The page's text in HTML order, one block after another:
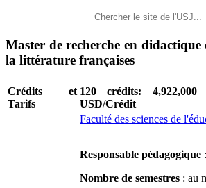
Master de recherche en didactique
la littérature françaises
Crédits et
Tarifs
120 crédits:
USD/Crédit
Faculté des sciences de
Responsable pédagogique :
Nombre de semestres : au